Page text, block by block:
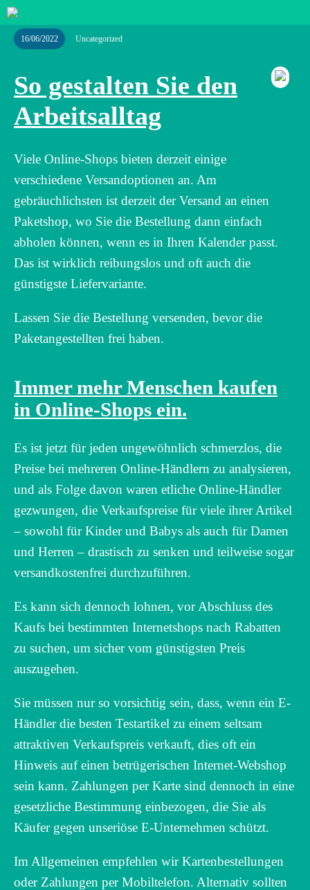
16/06/2022 Uncategorized
So gestalten Sie den
Arbeitsalltag
Viele Online-Shops bieten derzeit einige
verschiedene Versandoptionen an. Am
gebräuchlichsten ist derzeit der Versand an einen
Paketshop, wo Sie die Bestellung dann einfach
abholen können, wenn es in Ihren Kalender passt.
Das ist wirklich reibungslos und oft auch die
günstigste Liefervariante.
Lassen Sie die Bestellung versenden, bevor die
Paketangestellten frei haben.
Immer mehr Menschen kaufen
in Online-Shops ein.
Es ist jetzt für jeden ungewöhnlich schmerzlos, die
Preise bei mehreren Online-Händlern zu analysieren,
und als Folge davon waren etliche Online-Händler
gezwungen, die Verkaufspreise für viele ihrer Artikel
– sowohl für Kinder und Babys als auch für Damen
und Herren – drastisch zu senken und teilweise sogar
versandkostenfrei durchzuführen.
Es kann sich dennoch lohnen, vor Abschluss des
Kaufs bei bestimmten Internetshops nach Rabatten
zu suchen, um sicher vom günstigsten Preis
auszugehen.
Sie müssen nur so vorsichtig sein, dass, wenn ein E-
Händler die besten Testartikel zu einem seltsam
attraktiven Verkaufspreis verkauft, dies oft ein
Hinweis auf einen betrügerischen Internet-Webshop
sein kann. Zahlungen per Karte sind dennoch in eine
gesetzliche Bestimmung einbezogen, die Sie als
Käufer gegen unseriöse E-Unternehmen schützt.
Im Allgemeinen empfehlen wir Kartenbestellungen
oder Zahlungen per Mobiltelefon. Alternativ sollten